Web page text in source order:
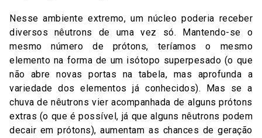
Nesse ambiente extremo, um núcleo poderia receber
diversos nêutrons de uma vez só. Mantendo-se o
mesmo número de prótons, teríamos o mesmo
elemento na forma de um isótopo superpesado (o que
não abre novas portas na tabela, mas aprofunda a
variedade dos elementos já conhecidos). Mas se a
chuva de nêutrons vier acompanhada de alguns prótons
extras (o que é possível, já que alguns nêutrons podem
decair em prótons), aumentam as chances de geração